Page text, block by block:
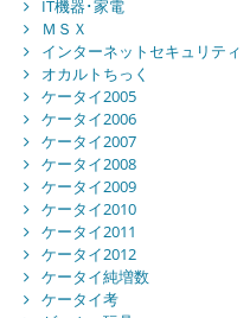
IT機器･家電
ＭＳＸ
インターネットセキュリティ
オカルトちっく
ケータイ2005
ケータイ2006
ケータイ2007
ケータイ2008
ケータイ2009
ケータイ2010
ケータイ2011
ケータイ2012
ケータイ純増数
ケータイ考